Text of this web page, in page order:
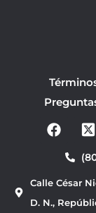
F
a
b
o
o
Calle César
D. N.,